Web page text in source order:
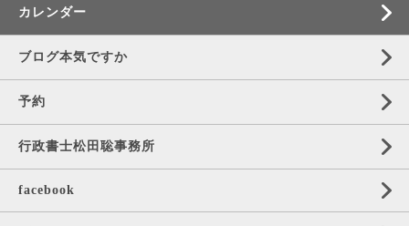
カレンダー
ブログ本気ですか
予約
行政書士松田聡事務所
facebook